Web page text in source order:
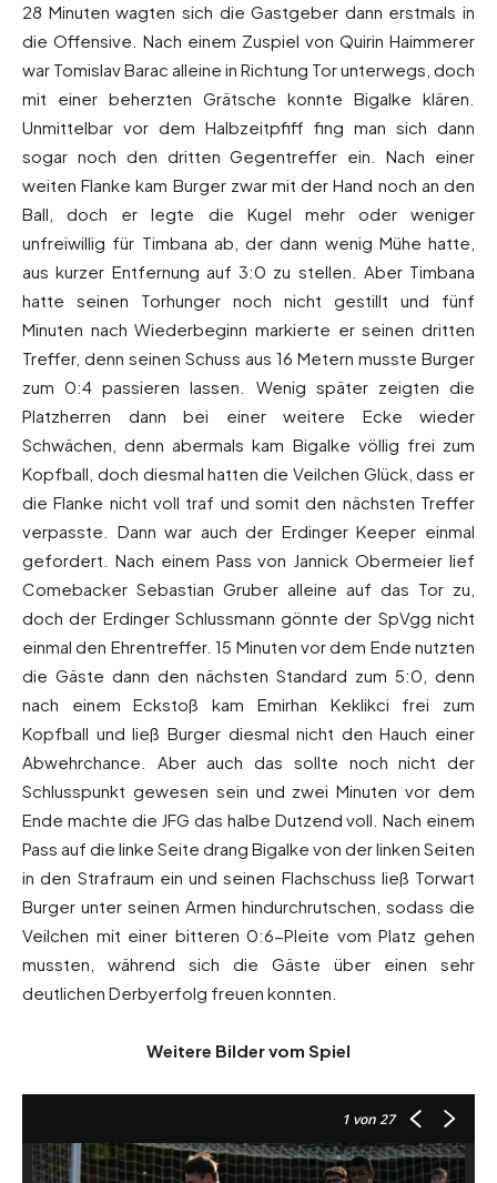
28 Minuten wagten sich die Gastgeber dann erstmals in
die Offensive. Nach einem Zuspiel von Quirin Haimmerer
war Tomislav Barac alleine in Richtung Tor unterwegs, doch
mit einer beherzten Grätsche konnte Bigalke klären.
Unmittelbar vor dem Halbzeitpfiff fing man sich dann
sogar noch den dritten Gegentreffer ein. Nach einer
weiten Flanke kam Burger zwar mit der Hand noch an den
Ball, doch er legte die Kugel mehr oder weniger
unfreiwillig für Timbana ab, der dann wenig Mühe hatte,
aus kurzer Entfernung auf 3:0 zu stellen. Aber Timbana
hatte seinen Torhunger noch nicht gestillt und fünf
Minuten nach Wiederbeginn markierte er seinen dritten
Treffer, denn seinen Schuss aus 16 Metern musste Burger
zum 0:4 passieren lassen. Wenig später zeigten die
Platzherren dann bei einer weitere Ecke wieder
Schwächen, denn abermals kam Bigalke völlig frei zum
Kopfball, doch diesmal hatten die Veilchen Glück, dass er
die Flanke nicht voll traf und somit den nächsten Treffer
verpasste. Dann war auch der Erdinger Keeper einmal
gefordert. Nach einem Pass von Jannick Obermeier lief
Comebacker Sebastian Gruber alleine auf das Tor zu,
doch der Erdinger Schlussmann gönnte der SpVgg nicht
einmal den Ehrentreffer. 15 Minuten vor dem Ende nutzten
die Gäste dann den nächsten Standard zum 5:0, denn
nach einem Eckstoß kam Emirhan Keklikci frei zum
Kopfball und ließ Burger diesmal nicht den Hauch einer
Abwehrchance. Aber auch das sollte noch nicht der
Schlusspunkt gewesen sein und zwei Minuten vor dem
Ende machte die JFG das halbe Dutzend voll. Nach einem
Pass auf die linke Seite drang Bigalke von der linken Seiten
in den Strafraum ein und seinen Flachschuss ließ Torwart
Burger unter seinen Armen hindurchrutschen, sodass die
Veilchen mit einer bitteren 0:6-Pleite vom Platz gehen
mussten, während sich die Gäste über einen sehr
deutlichen Derbyerfolg freuen konnten.
Weitere Bilder vom Spiel
1 von 27